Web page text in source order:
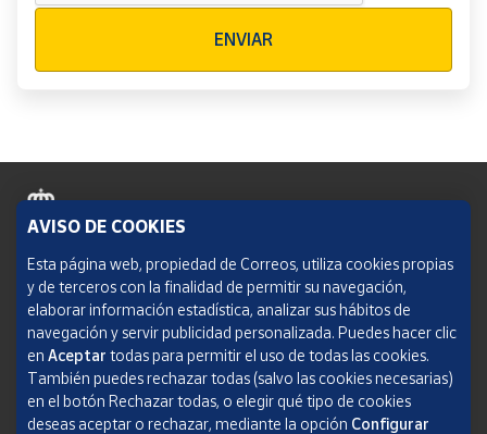
ENVIAR
Política de cookies
Aviso legal
Condiciones del servicio
Política de Privacidad Web
AVISO DE COOKIES
Esta página web, propiedad de Correos, utiliza cookies propias
y de terceros con la finalidad de permitir su navegación,
elaborar información estadística, analizar sus hábitos de
navegación y servir publicidad personalizada. Puedes hacer clic
en Aceptar todas para permitir el uso de todas las cookies.
También puedes rechazar todas (salvo las cookies necesarias)
en el botón Rechazar todas, o elegir qué tipo de cookies
deseas aceptar o rechazar, mediante la opción Configurar